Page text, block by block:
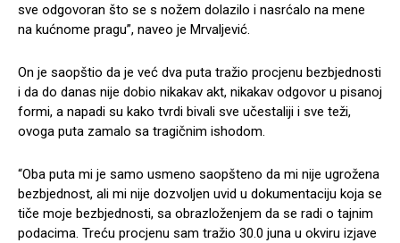
sve odgovoran što se s nožem dolazilo i nasrćalo na mene
na kućnome pragu”, naveo je Mrvaljević.
On je saopštio da je već dva puta tražio procjenu bezbjednosti
i da do danas nije dobio nikakav akt, nikakav odgovor u pisanoj
formi, a napadi su kako tvrdi bivali sve učestaliji i sve teži,
ovoga puta zamalo sa tragičnim ishodom.
“Oba puta mi je samo usmeno saopšteno da mi nije ugrožena
bezbjednost, ali mi nije dozvoljen uvid u dokumentaciju koja se
tiče moje bezbjednosti, sa obrazloženjem da se radi o tajnim
podacima. Treću procjenu sam tražio 30.0 juna u okviru izjave